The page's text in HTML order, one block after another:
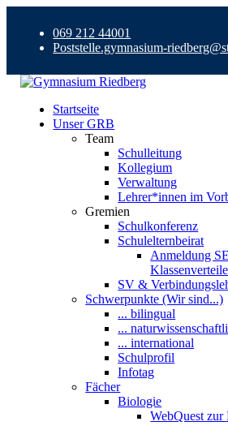
069 212 44001
Poststelle.gymnasium-
Startseite
Unser GRB
Team
Schulleitung
Kollegium
Verwaltung
Lehrer*innen im
Gremien
Schulkonferenz
Schulelternbeirat
Anmeldung
SV &
Schwerpunkte (Wir sind...)
... bilingual
...
... international
Schulprofil
Infotag
Fächer
Biologie
WebQuest zur